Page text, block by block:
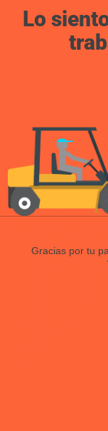
Lo
Gracias por tu